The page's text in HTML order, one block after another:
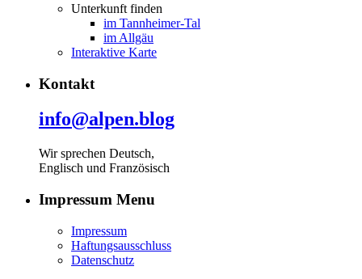
Unterkunft finden
im Tannheimer-Tal
im Allgäu
Interaktive Karte
Kontakt
info@alpen.blog
Wir sprechen Deutsch,
Englisch und Französisch
Impressum Menu
Impressum
Haftungsausschluss
Datenschutz